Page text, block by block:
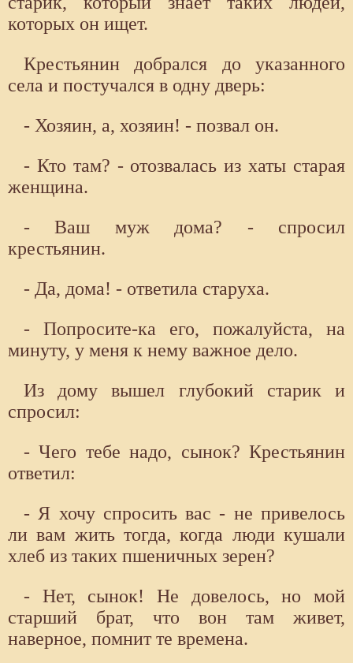
которых он ищет.
Крестьянин добрался до указанного
села и постучался в одну дверь:
- Хозяин, а, хозяин! - позвал он.
- Кто там? - отозвалась из хаты старая
женщина.
- Ваш муж дома? - спросил
крестьянин.
- Да, дома! - ответила старуха.
- Попросите-ка его, пожалуйста, на
минуту, у меня к нему важное дело.
Из дому вышел глубокий старик и
спросил:
- Чего тебе надо, сынок? Крестьянин
ответил:
- Я хочу спросить вас - не привелось
ли вам жить тогда, когда люди кушали
хлеб из таких пшеничных зерен?
- Нет, сынок! Не довелось, но мой
старший брат, что вон там живет,
наверное, помнит те времена.